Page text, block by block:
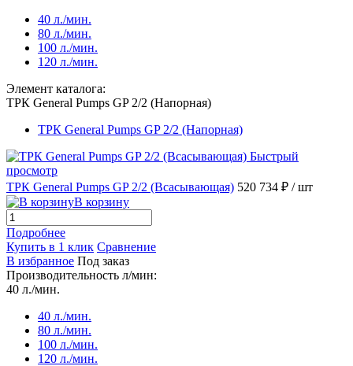
40 л./мин.
80 л./мин.
100 л./мин.
120 л./мин.
Элемент каталога:
ТРК General Pumps GP 2/2 (Напорная)
ТРК General Pumps GP 2/2 (Напорная)
Быстрый
просмотр
ТРК General Pumps GP 2/2 (Всасывающая) 520 734 ₽ / шт
В корзину
Подробнее
Купить в 1 клик Сравнение
В избранное Под заказ
Производительность л/мин:
40 л./мин.
40 л./мин.
80 л./мин.
100 л./мин.
120 л./мин.